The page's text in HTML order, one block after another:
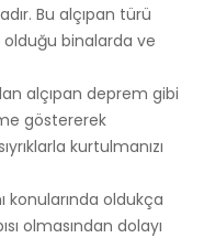
Bu alçıpan türü
olduğu binalarda ve
alçıpan deprem gibi
göstererek
kurtulmanızı
konularında oldukça
olmasından dolayı